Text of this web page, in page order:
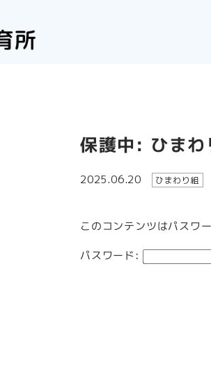
保護中: ひま
2025.06.20 ひまわり組
このコンテンツはパスワ
パスワード: